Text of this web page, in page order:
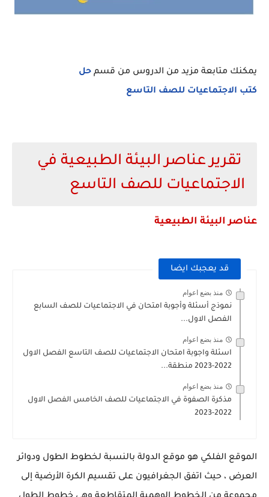
يمكنك متابعة مزيد من الدروس من قسم حل
كتب الاجتماعيات للصف التاسع
تقرير عناصر البيئة الطبيعية في
الاجتماعيات للصف التاسع
عناصر البيئة الطبيعية
قد يعجبك ايضا
منذ بضع اعوام
نموذج أسئلة وأجوبة امتحان في الاجتماعيات للصف السابع
الفصل الاول...
منذ بضع اعوام
اسئلة واجوبة امتحان الاجتماعيات للصف التاسع الفصل الاول
2022-2023 منطقة...
منذ بضع اعوام
مذكرة الصفوة في الاجتماعيات للصف الخامس الفصل الاول
2022-2023
الموقع الفلكي هو موقع الدولة بالنسبة لخطوط الطول ودوائر
العرض ، حيث اتفق الجغرافيون على تقسيم الكرة الأرضية إلى